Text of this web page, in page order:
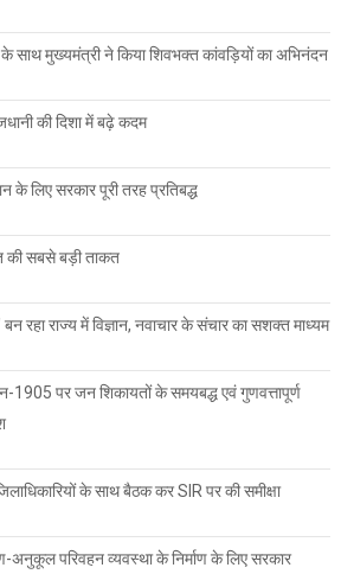
के साथ मुख्यमंत्री ने किया शिवभक्त कांवड़ियों का अभिनंदन
की दिशा में बढ़े कदम
लिए सरकार पूरी तरह प्रतिबद्ध
की सबसे बड़ी ताकत
बन रहा राज्य में विज्ञान, नवाचार के संचार का सशक्त माध्यम
1905 पर जन शिकायतों के समयबद्ध एवं गुणवत्तापूर्ण
के साथ बैठक कर SIR पर की समीक्षा
अनुकूल परिवहन व्यवस्था के निर्माण के लिए सरकार